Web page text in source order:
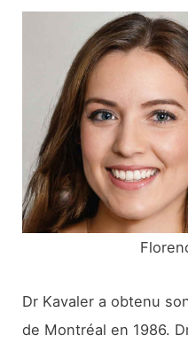
:
Dr Kavaler a obtenu
de Montréal en 1986.